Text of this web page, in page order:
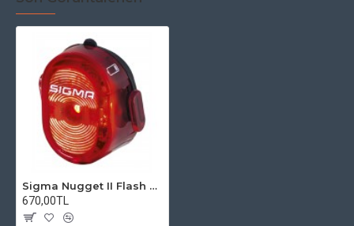
Sigma Nugget II Flash Arka Stop
670,00TL